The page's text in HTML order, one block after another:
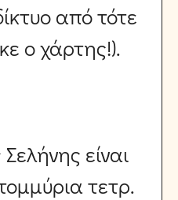
από τότε
ο χάρτης!).
είναι
τετρ.